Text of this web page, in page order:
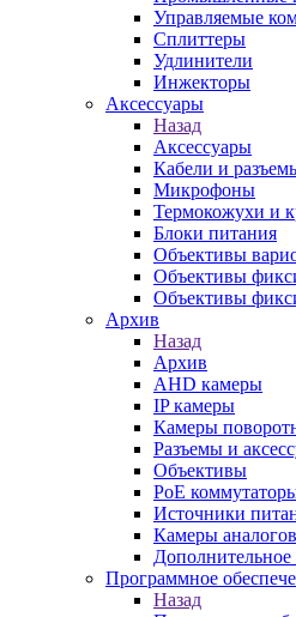
Управляемые
Сплиттеры
Удлинители
Инжекторы
Аксессуары
Назад
Аксессуары
Кабели и
Микрофоны
Термокожухи и
Блоки питания
Объективы
Объективы
Объективы
Архив
Назад
Архив
AHD камеры
IP камеры
Камеры
Разъемы и
Объективы
PoE
Источники
Камеры
Дополнительное
Программное
Назад